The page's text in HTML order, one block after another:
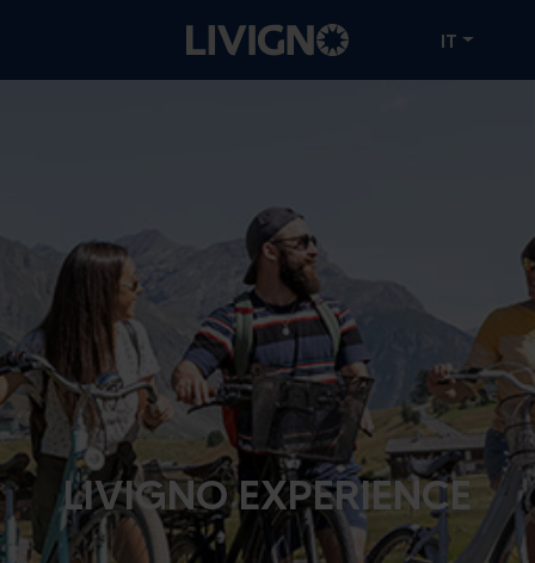
IT
LIVIGNO EXPERIENCE